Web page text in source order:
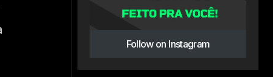
Follow on Instagram